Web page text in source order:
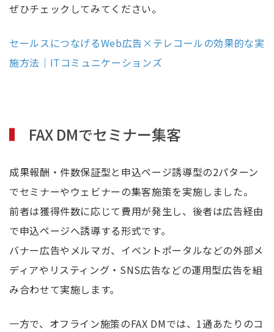
ぜひチェックしてみてください。
セールスにつなげるWeb広告×テレコールの効果的な実
施方法｜ITコミュニケーションズ
FAX DMでセミナー集客
成果報酬・件数保証型と申込ページ誘導型の2パターン
でセミナーやウェビナーの集客施策を実施しました。
前者は獲得件数に応じて費用が発生し、後者は広告経由
で申込ページへ誘導する形式です。
バナー広告やメルマガ、イベントポータルなどの外部メ
ディアやリスティング・SNS広告などの運用型広告を組
み合わせて実施します。
一方で、オフライン施策のFAX DMでは、1通あたりのコ